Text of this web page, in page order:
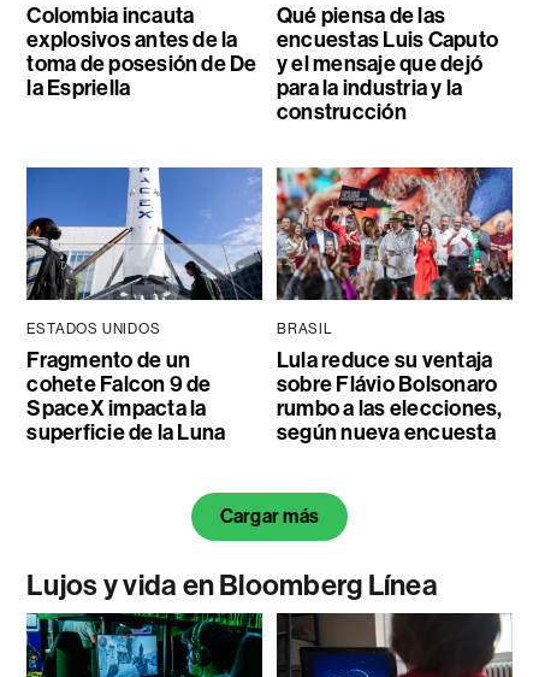
Colombia incauta
explosivos antes de la
toma de posesión de De
la Espriella
Qué piensa de las
encuestas Luis Caputo
y el mensaje que dejó
para la industria y la
construcción
ESTADOS UNIDOS
Fragmento de un
cohete Falcon 9 de
SpaceX impacta la
superficie de la Luna
BRASIL
Lula reduce su ventaja
sobre Flávio Bolsonaro
rumbo a las elecciones,
según nueva encuesta
Cargar más
Lujos y vida en Bloomberg Línea